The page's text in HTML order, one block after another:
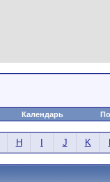
Календарь
H J K